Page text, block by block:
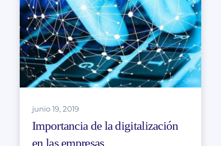
junio 19, 2019
Importancia de la digitalización
en las empresas